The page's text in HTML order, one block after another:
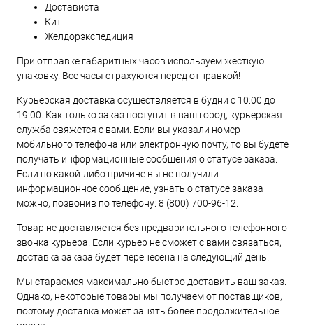
Достависта
Кит
Желдорэкспедиция
При отправке габаритных часов используем жесткую
упаковку. Все часы страхуются перед отправкой!
Курьерская доставка осуществляется в будни с 10:00 до
19:00. Как только заказ поступит в ваш город, курьерская
служба свяжется с вами. Если вы указали номер
мобильного телефона или электронную почту, то вы будете
получать информационные сообщения о статусе заказа.
Если по какой-либо причине вы не получили
информационное сообщение, узнать о статусе заказа
можно, позвонив по телефону: 8 (800) 700-96-12.
Товар не доставляется без предварительного телефонного
звонка курьера. Если курьер не сможет с вами связаться,
доставка заказа будет перенесена на следующий день.
Мы стараемся максимально быстро доставить ваш заказ.
Однако, некоторые товары мы получаем от поставщиков,
поэтому доставка может занять более продолжительное